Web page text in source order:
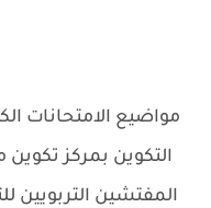
مواضيع الامتحانات
التكوين بمركز
المفتشين التربويين